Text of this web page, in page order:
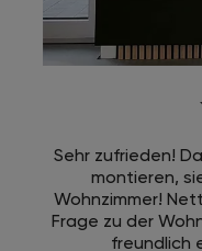
Sehr zufrieden!
montieren,
Wohnzimmer!
Frage zu der
freundlich